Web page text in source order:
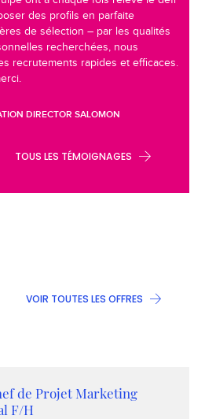
des profils en parfaite
de sélection – par les qualités
recherchées, nous
recrutements rapides et efficaces.
DIRECTOR SALOMON
TOUS LES TÉMOIGNAGES
VOIR TOUTES LES OFFRES
de Projet Marketing
F/H